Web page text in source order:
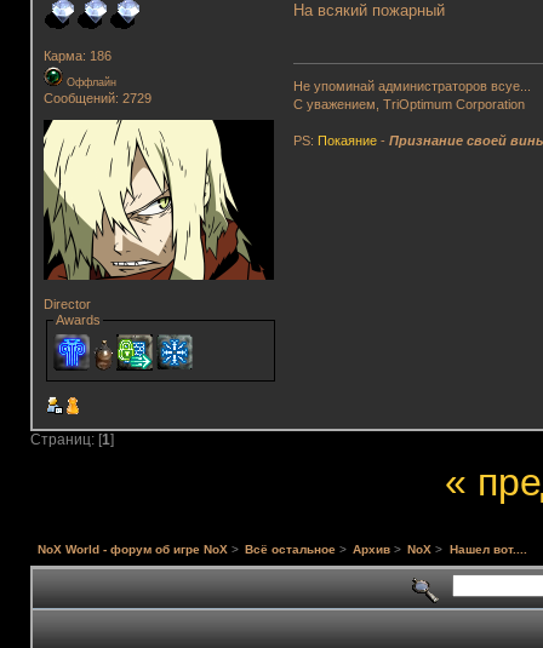
Карма: 186
Оффлайн
Сообщений: 2729
Director
Awards
На всякий пожарный
Не упоминай администраторов всуе...
С уважением, TriOptimum Corporation
PS: Покаяние -Признание своей
Страниц: [1]
«
NoX World - форум об игре NoX> Всё остальное > Архив > NoX > Нашел вот....